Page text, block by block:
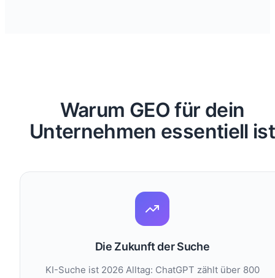
Warum GEO für dein
Unternehmen essentiell ist
Die Zukunft der Suche
KI-Suche ist 2026 Alltag: ChatGPT zählt über 800